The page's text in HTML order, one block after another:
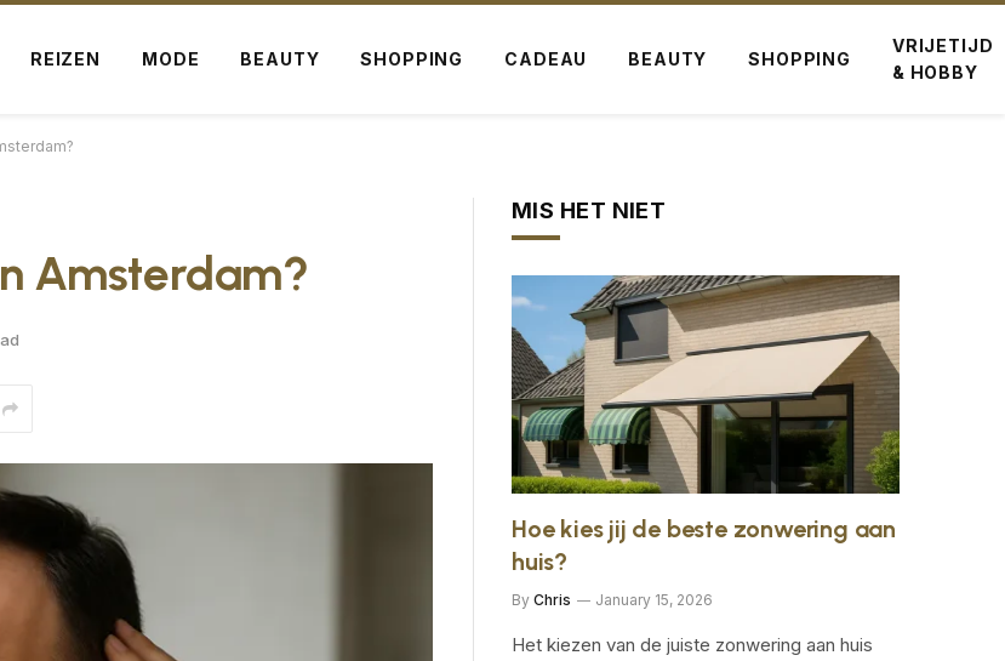
REIZEN MODE BEAUTY SHOPPING CADEAU BEAUTY SHOPPING
VRIJETIJD
& HOBBY
Amsterdam?
MIS HET NIET
Hoe kies jij de beste zonwering aan
huis?
By Chris January 15, 2026
Het kiezen van de juiste zonwering aan huis